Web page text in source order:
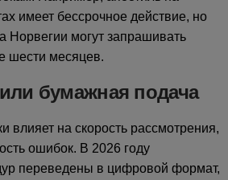
имеет бессрочное действие, но
Норвегии могут запрашивать
шести месяцев.
бумажная подача
влияет на скорость рассмотрения,
ошибок. В 2026 году
переведены в цифровой формат,